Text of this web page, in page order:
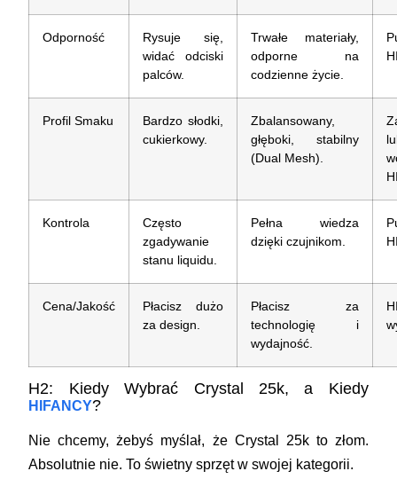
Odporność
Rysuje się,
widać odciski
palców.
Trwałe materiały,
odporne na
codzienne życie.
Profil Smaku
Bardzo słodki,
cukierkowy.
Zbalansowany,
głęboki, stabilny
(Dual Mesh).
Kontrola
Często
zgadywanie
stanu liquidu.
Pełna wiedza
dzięki czujnikom.
Cena/Jakość
Płacisz dużo
za design.
Płacisz za
technologię i
wydajność.
H2: Kiedy Wybrać Crystal 25k, a Kiedy
HIFANCY?
Nie chcemy, żebyś myślał, że Crystal 25k to złom.
Absolutnie nie. To świetny sprzęt w swojej kategorii.